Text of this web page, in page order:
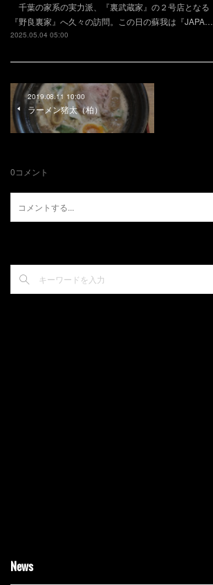
千葉の家系の実力派、『裏武蔵家』の２号店となる
『野良裏家』へ久々の訪問。この日の蘇我は『JAPA…
2025.05.04 05:00
2019.08.11 10:00
ラーメン猪太（柏）
0コメント
News